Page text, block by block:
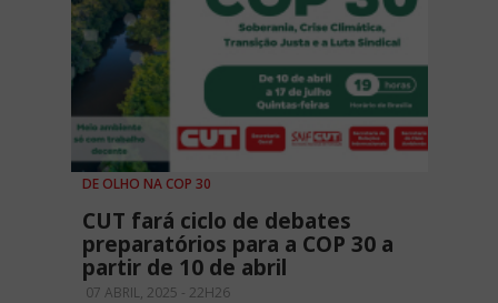
DE OLHO NA COP 30
CUT fará ciclo de debates
preparatórios para a COP 30 a
partir de 10 de abril
07 ABRIL, 2025 - 22H26